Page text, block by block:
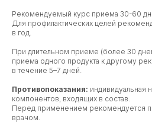
Рекомендуемый курс приема 30-60
Для профилактических целей
в год.
При длительном приеме (более 30
приема одного продукта к другому
в течение 5–7 дней.
Противопоказания: индивидуальная
компонентов, входящих в состав.
Перед применением рекомендуется
врачом.